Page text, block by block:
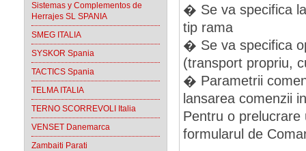
Sistemas y Complementos de
Herrajes SL SPANIA
SMEG ITALIA
SYSKOR Spania
TACTICS Spania
TELMA ITALIA
TERNO SCORREVOLI Italia
VENSET Danemarca
Zambaiti Parati
� Se va specifica
tip rama
� Se va specifica
(transport propriu,
� Parametrii
lansarea comenzii
Pentru o prelucrare
formularul de